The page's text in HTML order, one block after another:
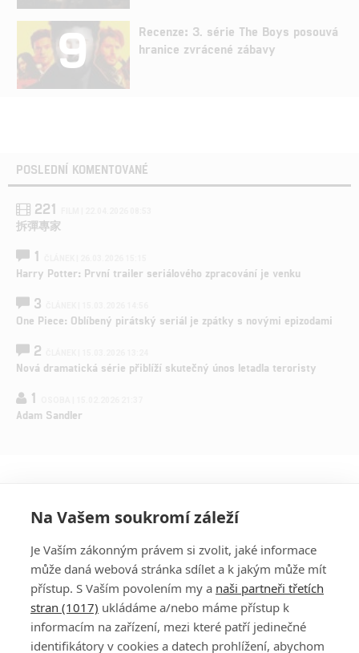
9
Recenze: 3. série The Boys posouvá
hranice zvrácené zábavy
POSLEDNÍ KOMENTOVANÉ
221
拆彈專家
1
Harry Potter: První trailer seriálového zpracování je venku
3
One Piece: Oblíbený pirátský seriál je zpátky s novými epizodami
2
Nová dramatická série přiblíží skutečný únos letadla teroristy
1
Adam Sandler
PŘIHLÁSIT
DISKUZE
Na Vašem soukromí záleží
Je Vaším zákonným právem si zvolit, jaké informace
může daná webová stránka sdílet a k jakým může mít
přístup. S Vaším povolením my a naši partneři třetích
stran (1017) ukládáme a/nebo máme přístup k
informacím na zařízení, mezi které patří jedinečné
identifikátory v cookies a datech prohlížení, abychom